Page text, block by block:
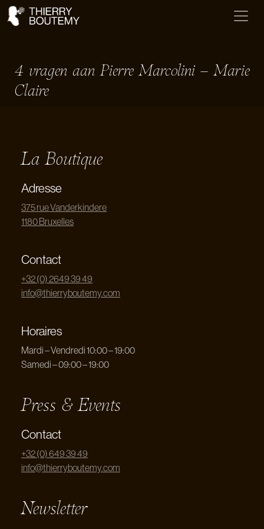
4 vragen aan Pierre Marcolini – Marie
Claire
La Boutique
Adresse
375 rue Vanderkindere
1180 Bruxelles
Contact
+32 (0) 2649 39 49
info@thierryboutemy.com
Horaires
Mardi – Vendredi 10:00 – 19:00
Samedi – 09:00 – 19:00
Press & Events
Contact
+32 (0) 649 39 49
info@thierryboutemy.com
Newsletter